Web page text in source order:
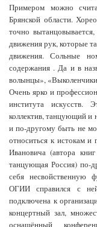
Примером можно
Брянской области.
точно
движения рук, которые
движения. Сольные
содержания . Да и в
волынцы»,
Очень ярко и
института искусств.
коллектив, танцующий и
и по-другому быть не
относиться к истокам
Ивановича (автора
танцующая Россия) по-
себя несвойственную
ОГИИ справился с
подключена к
концертный зал,
оснащённый